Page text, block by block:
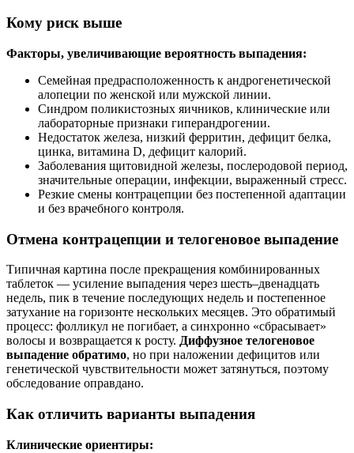
Кому риск выше
Факторы, увеличивающие вероятность выпадения:
Семейная предрасположенность к андрогенетической
алопеции по женской или мужской линии.
Синдром поликистозных яичников, клинические или
лабораторные признаки гиперандрогении.
Недостаток железа, низкий ферритин, дефицит белка,
цинка, витамина D, дефицит калорий.
Заболевания щитовидной железы, послеродовой период,
значительные операции, инфекции, выраженный стресс.
Резкие смены контрацепции без постепенной адаптации
и без врачебного контроля.
Отмена контрацепции и телогеновое выпадение
Типичная картина после прекращения комбинированных
таблеток — усиление выпадения через шесть–двенадцать
недель, пик в течение последующих недель и постепенное
затухание на горизонте нескольких месяцев. Это обратимый
процесс: фолликул не погибает, а синхронно «сбрасывает»
волосы и возвращается к росту. Диффузное телогеновое
выпадение обратимо, но при наложении дефицитов или
генетической чувствительности может затянуться, поэтому
обследование оправдано.
Как отличить варианты выпадения
Клинические ориентиры: